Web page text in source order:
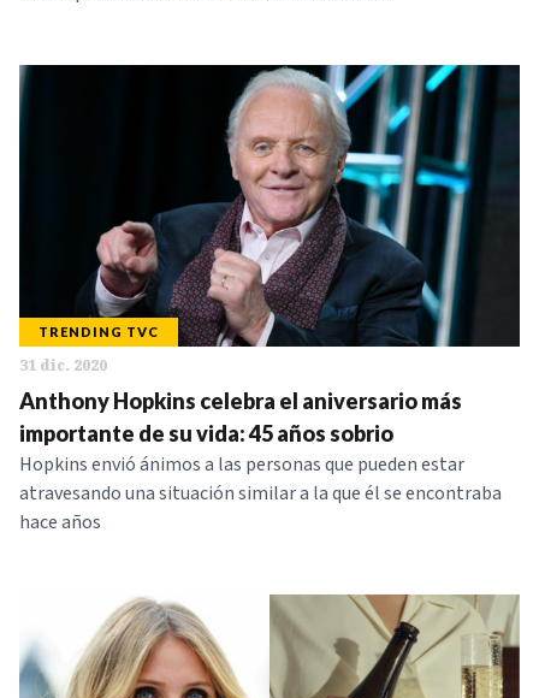
TRENDING TVC
31 dic. 2020
Anthony Hopkins celebra el aniversario más
importante de su vida: 45 años sobrio
Hopkins envió ánimos a las personas que pueden estar
atravesando una situación similar a la que él se encontraba
hace años